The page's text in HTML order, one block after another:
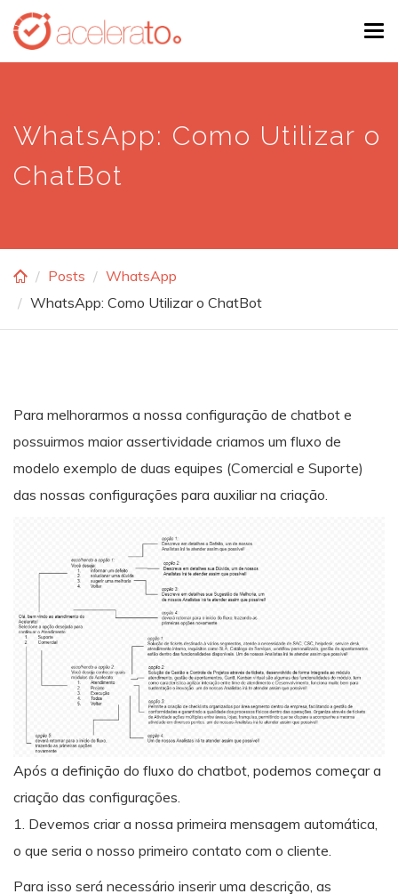
Skip
main
WhatsApp: Como Utilizar o
ChatBot
Posts
WhatsApp
WhatsApp: Como Utilizar o ChatBot
Para melhorarmos a nossa configuração de chatbot e
possuirmos maior assertividade criamos um fluxo de
modelo exemplo de duas equipes (Comercial e Suporte)
das nossas configurações para auxiliar na criação.
Após a definição do fluxo do chatbot, podemos começar a
criação das configurações.
1. Devemos criar a nossa primeira mensagem automática,
o que seria o nosso primeiro contato com o cliente.
Para isso será necessário inserir uma descrição, as